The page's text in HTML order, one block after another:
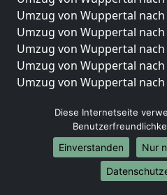
Umzug von Wuppertal
Umzug von Wuppertal
Umzug von Wuppertal
Umzug von Wuppertal
Umzug von Wuppertal
Umzüge-
Umzug von Wuppertal
Umzug von Wuppertal
Umzug von Wuppertal
Umzug von Wuppertal
Diese Internetseite
Einverstanden
Nur